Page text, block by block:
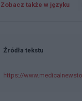
Zobacz także w języku
Źródła tekstu
https://